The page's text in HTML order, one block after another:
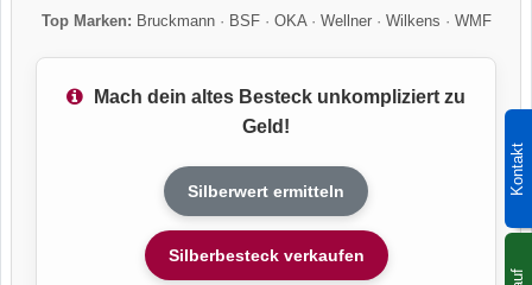
Kontakt
Top Marken: Bruckmann· BSF· OKA· Wellner· Wilkens · WMF
Mach dein altes Besteck unkompliziert zu
Geld!
Silberwert ermitteln
Silberbesteck verkaufen